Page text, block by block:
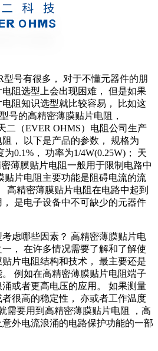
型号有很多， 对于不懂元器件的朋
阻选型上会出现困难， 但是如果
阻知识选型就比较容易，
比如这
号的高精密薄膜贴片电阻，
二（EVER OHMS）电阻公司生产
，
以下是产品的参数， 规格为
为0.1%， 功率为1/4W(0.25W)； 天
薄膜贴片电阻一般用于限制电路中
贴片电阻主要功能是阻碍电流的流
高精密薄膜贴片电阻在电路中起到
是电子设备中不可缺少的元器件
虑哪些因素？ 高精密薄膜贴片电
， 在许多情况需要了解和了解使
片电阻结构和技术， 最主要还是
例如在高精密薄膜贴片电阻端子
或者更高电压的应用。 如果测量
很高的稳定性， 亦或者工作温度
需要用到高精密薄膜贴片电阻
，高
外电流浪涌的电路保护功能的一部